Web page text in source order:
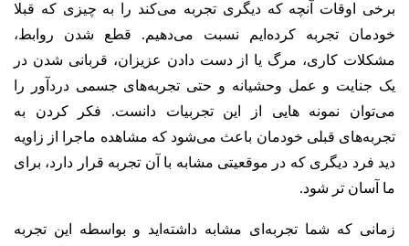
برخی اوقات آنچه که دیگری تجربه می‌کند را به چیزی که قبلا
خودمان تجربه کرده‌ایم نسبت می‌دهیم. قطع شدن روابط،
مشکلات کاری، مرگ یا از دست دادن عزیزان، قربانی شدن در
یک جنایت و عمل وحشیانه و حتی تجربه‌های جسمی دردآور را
می‌توان نمونه هایی از این تجربیات دانست. فکر کردن به
تجربه‌های قبلی خودمان باعث می‌شود که مشاهده ماجرا از زاویه
دید فرد دیگری که در موقعیتی مشابه با آن تجربه قرار دارد، برای
ما آسان تر شود.
زمانی که شما تجربه‌ای مشابه داشته‌اید و بواسطه این تجربه